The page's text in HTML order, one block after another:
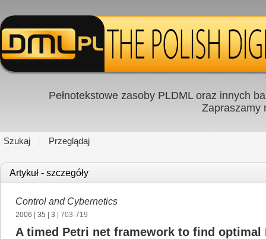
Pełnotekstowe zasoby PLDML oraz innych
Zapraszamy
Szukaj Przeglądaj
Artykuł - szczegóły
Control and Cybernetics
2006 35 3 | 703-719
A timed Petri net framework to find optimal